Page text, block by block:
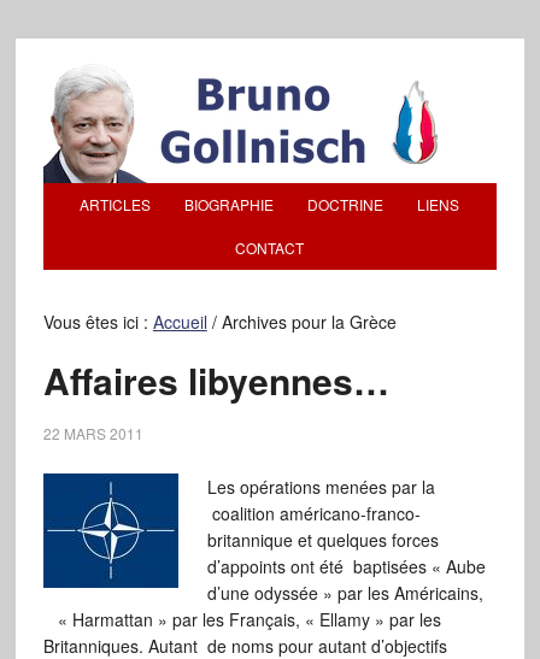
ARTICLES BIOGRAPHIE DOCTRINE LIENS
CONTACT
Vous êtes ici : Accueil /Archives pour la Grèce
Affaires libyennes…
22 MARS 2011
Les opérations menées par la
coalition américano-franco-
britannique et quelques forces
d’appoints ont été baptisées « Aube
d’une odyssée » par les Américains,
« Harmattan » par les Français, « Ellamy » par les
Britanniques. Autant de noms pour autant d’objectifs